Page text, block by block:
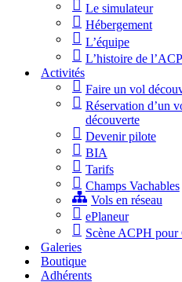
Le simulateur
Hébergement
L’équipe
L’histoire de
Activités
Faire un vol
Réservation d’un
découverte
Devenir pilote
BIA
Tarifs
Champs Vachables
Vols en réseau
ePlaneur
Scène ACPH pour
Galeries
Boutique
Adhérents